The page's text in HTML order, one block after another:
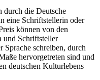
die Deutsche
eine Schriftstellerin oder
können von den
und Schriftsteller
Sprache schreiben, durch
hervorgetreten sind und
deutschen Kulturlebens